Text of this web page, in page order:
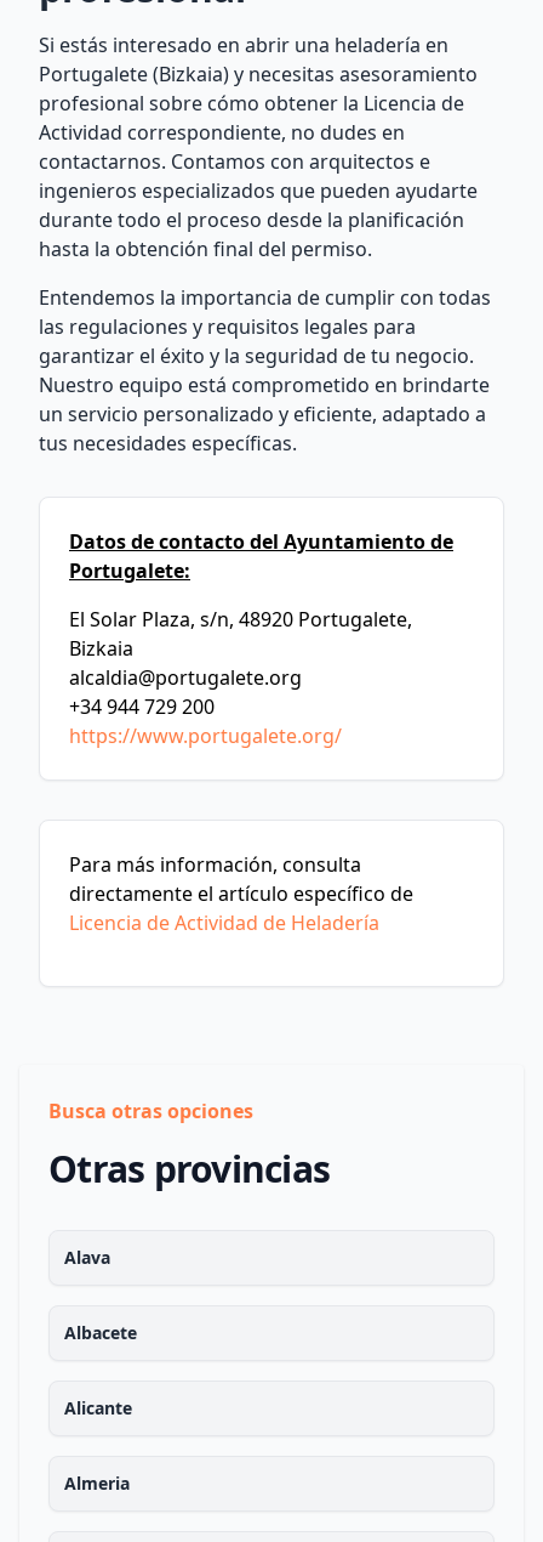
Si estás interesado en abrir una heladería en
Portugalete (Bizkaia) y necesitas asesoramiento
profesional sobre cómo obtener la Licencia de
Actividad correspondiente, no dudes en
contactarnos. Contamos con arquitectos e
ingenieros especializados que pueden ayudarte
durante todo el proceso desde la planificación
hasta la obtención final del permiso.
Entendemos la importancia de cumplir con todas
las regulaciones y requisitos legales para
garantizar el éxito y la seguridad de tu negocio.
Nuestro equipo está comprometido en brindarte
un servicio personalizado y eficiente, adaptado a
tus necesidades específicas.
Datos de contacto del Ayuntamiento de
Portugalete:
El Solar Plaza, s/n, 48920 Portugalete,
Bizkaia
alcaldia@portugalete.org
+34 944 729 200
https://www.portugalete.org/
Para más información, consulta
directamente el artículo específico de
Licencia de Actividad de Heladería
Busca otras opciones
Otras provincias
Alava
Albacete
Alicante
Almeria